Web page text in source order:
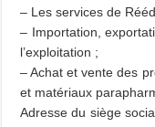
– Les services de
– Importation,
l’exploitation ;
– Achat et vente des
et matériaux
Adresse du siège